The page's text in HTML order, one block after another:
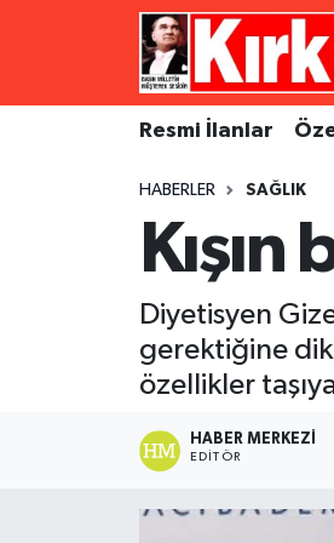
Resmi İlanlar
HABERLER SAĞLIK
Diyetisyen
gerektiğine
özellikler
HABER MERKEZI
EDITÖR
Resmi İlanlar
Ekonomi
Magazin
Merkez Nöbetçi Eczaneler
Süper Lig Puan Durumu ve
Tüm Manşetler
Son Dakika Haberleri
Haber Arşivi